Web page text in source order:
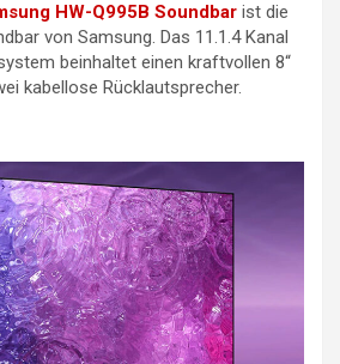
HW-Q995B Soundbar ist die
von Samsung. Das 11.1.4 Kanal
beinhaltet einen kraftvollen 8“
kabellose Rücklautsprecher.